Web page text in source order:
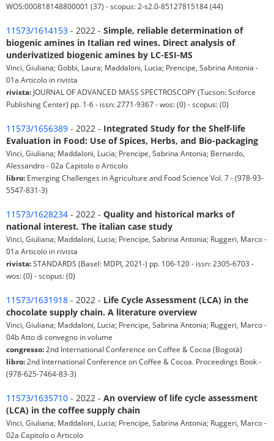
WOS:000818148800001 (37) - scopus: 2-s2.0-85127815184 (44)
11573/1614153 - 2022 - Simple, reliable determination of
biogenic amines in Italian red wines. Direct analysis of
underivatized biogenic amines by LC-ESI-MS
Vinci, Giuliana; Gobbi, Laura; Maddaloni, Lucia; Prencipe, Sabrina Antonia -
01a Articolo in rivista
rivista: JOURNAL OF ADVANCED MASS SPECTROSCOPY (Tucson: Sciforce
Publishing Center) pp. 1-6 - issn: 2771-9367 - wos: (0) - scopus: (0)
11573/1656389 - 2022 - Integrated Study for the Shelf-life
Evaluation in Food: Use of Spices, Herbs, and Bio-packaging
Vinci, Giuliana; Maddaloni, Lucia; Prencipe, Sabrina Antonia; Bernardo,
Alessandro - 02a Capitolo o Articolo
libro: Emerging Challenges in Agriculture and Food Science Vol. 7 - (978-93-
5547-831-3)
11573/1628234 - 2022 - Quality and historical marks of
national interest. The italian case study
Vinci, Giuliana; Maddaloni, Lucia; Prencipe, Sabrina Antonia; Ruggeri, Marco -
01a Articolo in rivista
rivista:STANDARDS (Basel: MDPI, 2021-) pp. 106-120 - issn: 2305-6703 -
wos: (0) - scopus: (0)
11573/1631918 - 2022 - Life Cycle Assessment (LCA) in the
chocolate supply chain. A literature overview
Vinci, Giuliana; Maddaloni, Lucia; Prencipe, Sabrina Antonia; Ruggeri, Marco -
04b Atto di convegno in volume
congresso: 2nd International Conference on Coffee & Cocoa (Bogotà)
libro: 2nd International Conference on Coffee & Cocoa. Proceedings Book -
(978-625-7464-83-3)
11573/1635710 - 2022 - An overview of life cycle assessment
(LCA) in the coffee supply chain
Vinci, Giuliana; Maddaloni, Lucia; Prencipe, Sabrina Antonia; Ruggeri, Marco -
02a Capitolo o Articolo